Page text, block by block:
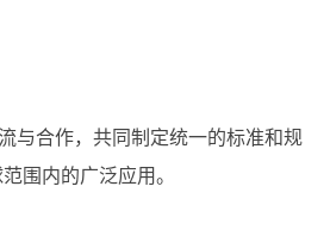
与合作，共同制定统一的标准和规
围内的广泛应用。